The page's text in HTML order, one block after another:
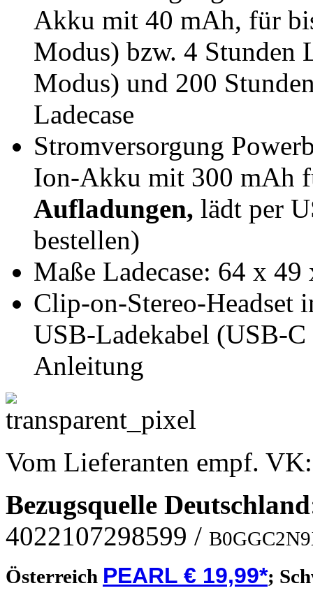
Akku mit 40 mAh, für
Modus) bzw. 4 Stunden
Modus) und 200
Ladecase
Stromversorgung
Ion-Akku mit 300 mAh
Aufladungen, lädt per
bestellen)
Maße Ladecase: 64 x
Clip-on-Stereo-Headset
USB-Ladekabel (USB-
Anleitung
Vom Lieferanten empf.
Bezugsquelle Deutschland
4022107298599 /
Österreich PEARL € 19,99*;